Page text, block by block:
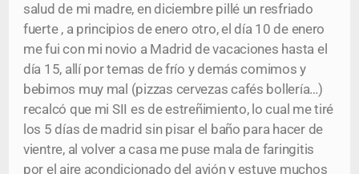
salud de mi madre, en diciembre pillé un resfriado
fuerte , a principios de enero otro, el día 10 de enero
me fui con mi novio a Madrid de vacaciones hasta el
día 15, allí por temas de frío y demás comimos y
bebimos muy mal (pizzas cervezas cafés bollería…)
recalcó que mi SII es de estreñimiento, lo cual me tiré
los 5 días de madrid sin pisar el baño para hacer de
vientre, al volver a casa me puse mala de faringitis
por el aire acondicionado del avión y estuve muchos